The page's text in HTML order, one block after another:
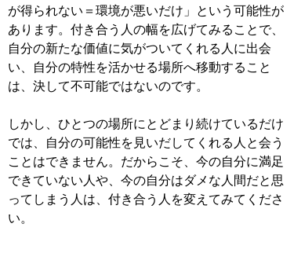
が得られない＝環境が悪いだけ」という可能性が
あります。付き合う人の幅を広げてみることで、
自分の新たな価値に気がついてくれる人に出会
い、自分の特性を活かせる場所へ移動すること
は、決して不可能ではないのです。
しかし、ひとつの場所にとどまり続けているだけ
では、自分の可能性を見いだしてくれる人と会う
ことはできません。だからこそ、今の自分に満足
できていない人や、今の自分はダメな人間だと思
ってしまう人は、付き合う人を変えてみてくださ
い。